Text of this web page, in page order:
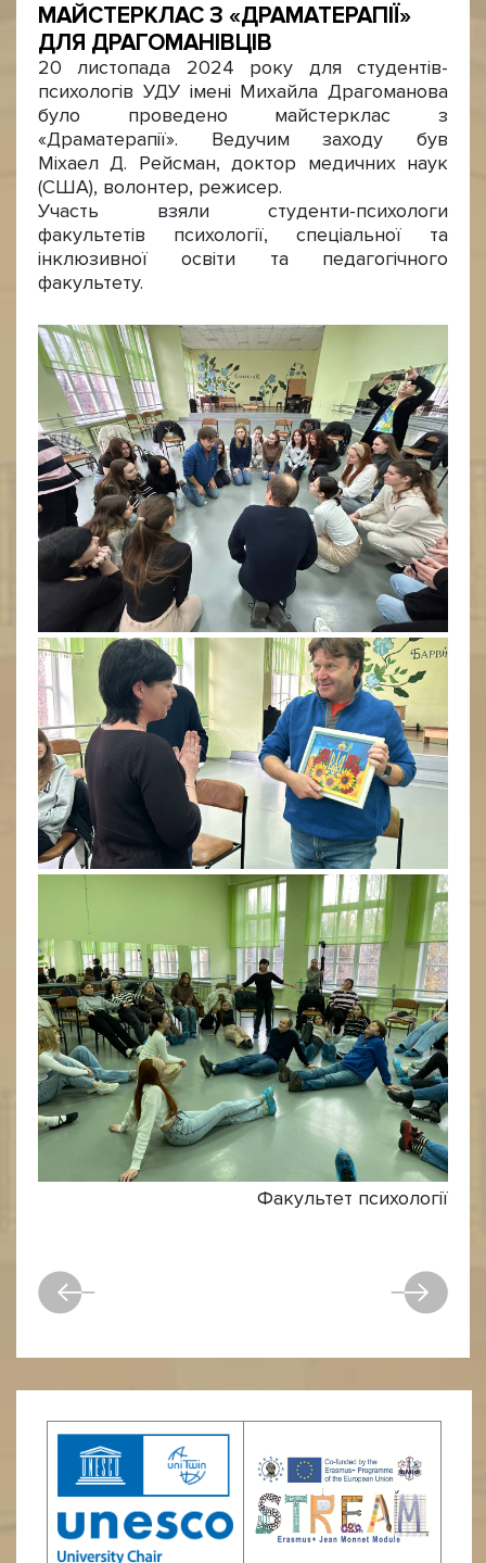
МАЙСТЕРКЛАС З «ДРАМАТЕРАПІЇ»
ДЛЯ ДРАГОМАНІВЦІВ
20 листопада 2024 року для студентів-
психологів УДУ імені Михайла Драгоманова
було проведено майстерклас з
«Драматерапії». Ведучим заходу був
Міхаел Д. Рейсман, доктор медичних наук
(США), волонтер, режисер.
Участь взяли студенти-психологи
факультетів психології, спеціальної та
інклюзивної освіти та педагогічного
факультету.
Факультет психології